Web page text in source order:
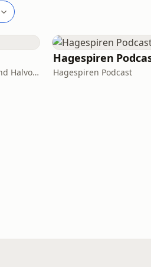
Sindre Hansen and Halvor Eilerås
Hagespiren
Hagespiren Podcast